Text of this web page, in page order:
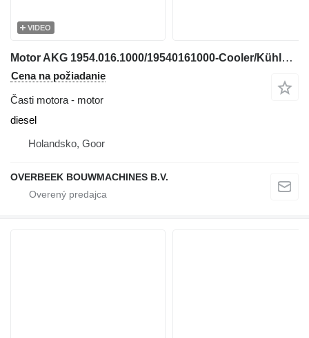
VIDEO
Motor AKG 1954.016.1000/19540161000-Cooler/Kühler/Koeler
Cena na požiadanie
Časti motora - motor
diesel
Holandsko, Goor
OVERBEEK BOUWMACHINES B.V.